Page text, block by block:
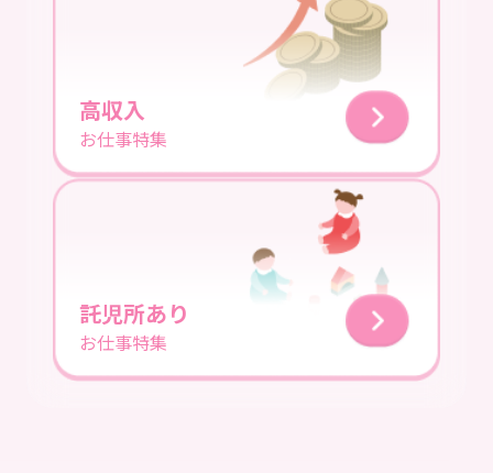
高収入
お仕事特集
託児所あり
お仕事特集